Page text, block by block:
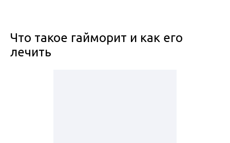
Что такое гайморит и как его
лечить